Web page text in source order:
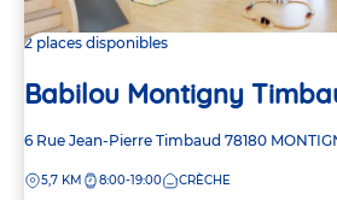
2 places disponibles
Babilou Montigny
Adresse
la
6 Rue Jean-Pierre Timbaud 78180
DISTANCE
5,7 KM 8:00-19:00 CRÈCHE